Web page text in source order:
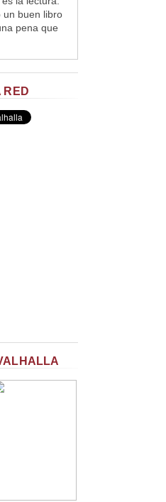
un buen libro
pena que
RED